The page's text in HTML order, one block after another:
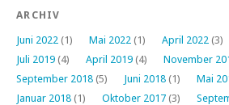
ARCHIV
Juni 2022 (1) Mai 2022 (1) April 2022 (3)
Juli 2019 (4) April 2019 (4) November
September 2018 (5) Juni 2018 (1) Mai
Januar 2018 (1) Oktober 2017 (3)